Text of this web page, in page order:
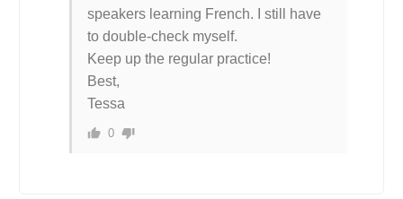
speakers learning French. I still have
to double-check myself.
Keep up the regular practice!
Best,
Tessa
0